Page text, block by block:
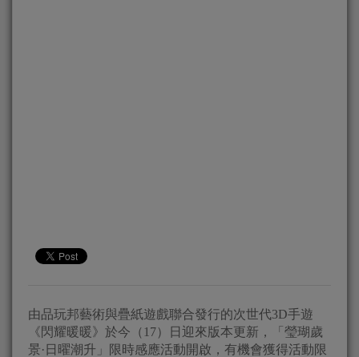
由品玩邦藝術與疊紙遊戲聯合發行的次世代3D手遊
《閃耀暖暖》於今（17）日迎來版本更新，「瑩瑚歲
景·日曜潮升」限時感應活動開啟，有機會獲得活動限